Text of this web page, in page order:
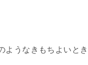
うなきもちよいと